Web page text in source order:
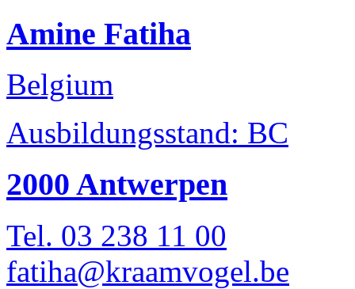
Amine Fatiha
Belgium
Ausbildungsstand: BC
2000 Antwerpen
Tel. 03 238 11 00
fatiha@kraamvogel.be